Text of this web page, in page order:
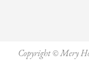
Copyright © Mery